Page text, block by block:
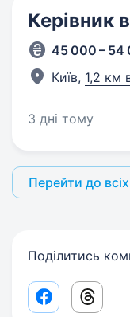
Керівник
45 000 – 54
Київ, 1,2 км
3 дні тому
Перейти до
Поділитись
Facebook